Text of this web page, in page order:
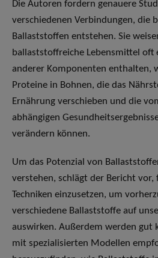
Die Autoren fordern genauere
verschiedenen Verbindungen, die
Ballaststoffen entstehen. Sie
ballaststoffreiche Lebensmittel oft
anderer Komponenten enthalten,
Proteine in Bohnen, die das
Ernährung verschieben und die
abhängigen
verändern können.
Um das Potenzial von
verstehen, schlägt der Bericht
Techniken einzusetzen, um
verschiedene Ballaststoffe auf
auswirken. Außerdem werden gut
mit spezialisierten Modellen